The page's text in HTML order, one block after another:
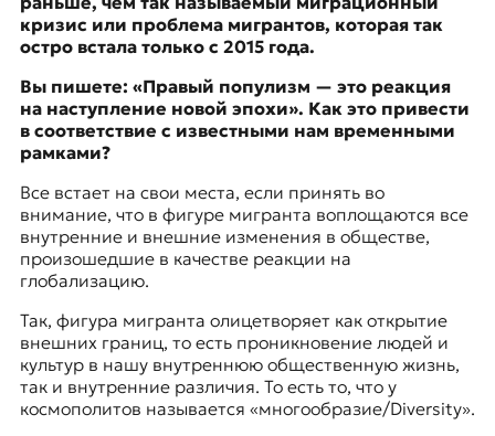
кризис или проблема мигрантов, которая так
остро встала только с 2015 года.
Вы пишете: «Правый популизм — это реакция
на наступление новой эпохи». Как это привести
в соответствие с известными нам временными
рамками?
Все встает на свои места, если принять во
внимание, что в фигуре мигранта воплощаются все
внутренние и внешние изменения в обществе,
произошедшие в качестве реакции на
глобализацию.
Так, фигура мигранта олицетворяет как открытие
внешних границ, то есть проникновение людей и
культур в нашу внутреннюю общественную жизнь,
так и внутренние различия. То есть то, что у
космополитов называется «многообразие/Diversity».